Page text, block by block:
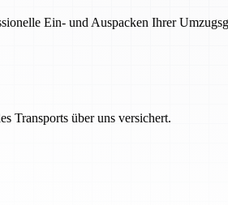
Ein- und Auspacken Ihrer
Transports über uns versichert.